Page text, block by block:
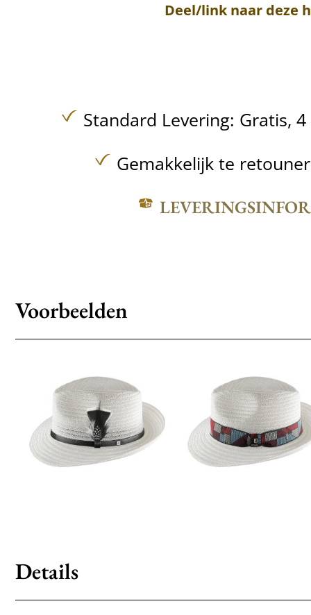
Deel/link naar deze
Standard Levering: Gratis, 4
Gemakkelijk te
Voorbeelden
Details